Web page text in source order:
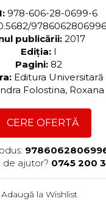
978-606-28-0699-6
9786062806996
publicării: 2017
Ediția: I
Pagini: 82
Editura Universitară
Folostina,
CERE OFERTĂ
de ajutor? 0745 200
la Wishlist